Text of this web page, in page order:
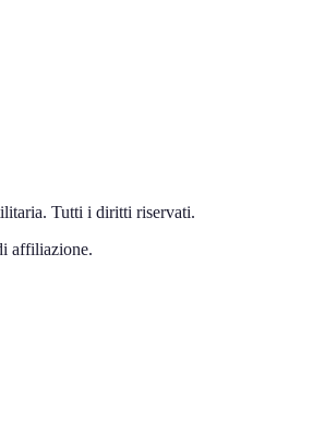
. Tutti i diritti riservati.
affiliazione.